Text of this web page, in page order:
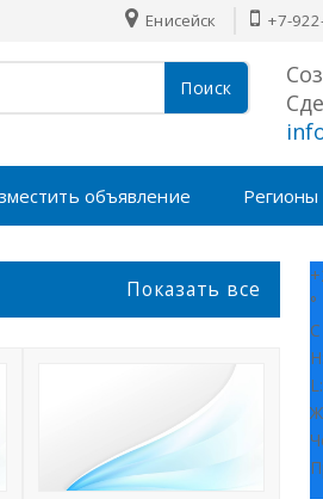
Енисейск +7-
Поиск
объявление Регионы
Показать все
+
°
C
H:
L: